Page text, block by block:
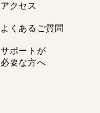
アクセス
よくあるご質問
サポートが
必要な方へ